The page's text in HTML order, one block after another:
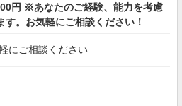
円 ※あなたのご経験、能力を考慮
す。お気軽にご相談ください！
にご相談ください